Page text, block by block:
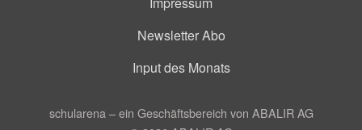
Newsletter Abo
Input des Monats
schularena – ein Geschäftsbereich von ABALIR AG